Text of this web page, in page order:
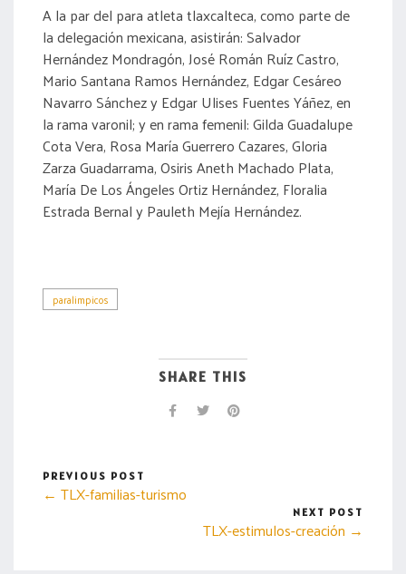
A la par del para atleta tlaxcalteca, como parte de
la delegación mexicana, asistirán: Salvador
Hernández Mondragón, José Román Ruíz Castro,
Mario Santana Ramos Hernández, Edgar Cesáreo
Navarro Sánchez y Edgar Ulises Fuentes Yáñez, en
la rama varonil; y en rama femenil: Gilda Guadalupe
Cota Vera, Rosa María Guerrero Cazares, Gloria
Zarza Guadarrama, Osiris Aneth Machado Plata,
María De Los Ángeles Ortiz Hernández, Floralia
Estrada Bernal y Pauleth Mejía Hernández.
paralimpicos
SHARE THIS
PREVIOUS POST
← TLX-familias-turismo
NEXT POST
TLX-estimulos-creación →